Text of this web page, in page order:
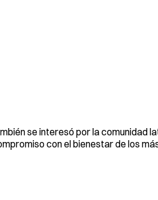
se interesó por la comunidad
con el bienestar de los